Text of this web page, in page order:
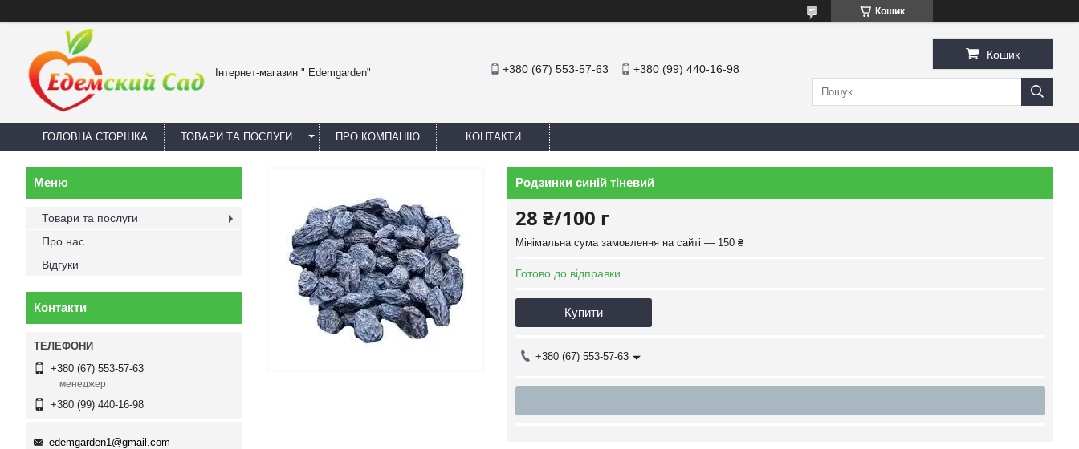
Кошик
Інтернет-магазин " Edemgarden" +380 (67) 553-57-63 +380 (99) 440-16-98
Кошик
ГОЛОВНА СТОРІНКА ТОВАРИ ТА ПОСЛУГИ ПРО КОМПАНІЮ КОНТАКТИ
Родзинки синій тіневий
28 ₴/100 г
Мінімальна сума замовлення на сайті — 150 ₴
Готово до відправки
Купити
+380 (67) 553-57-63
Товари та послуги
Про нас
Відгуки
Контакти
+380 (67) 553-57-63
менеджер
+380 (99) 440-16-98
edemgarden1@gmail.com